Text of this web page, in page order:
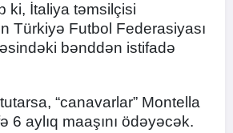
ki, İtaliya təmsilçisi
Türkiyə Futbol Federasiyası
bənddən istifadə
“canavarlar” Montella
6 aylıq maaşını ödəyəcək.